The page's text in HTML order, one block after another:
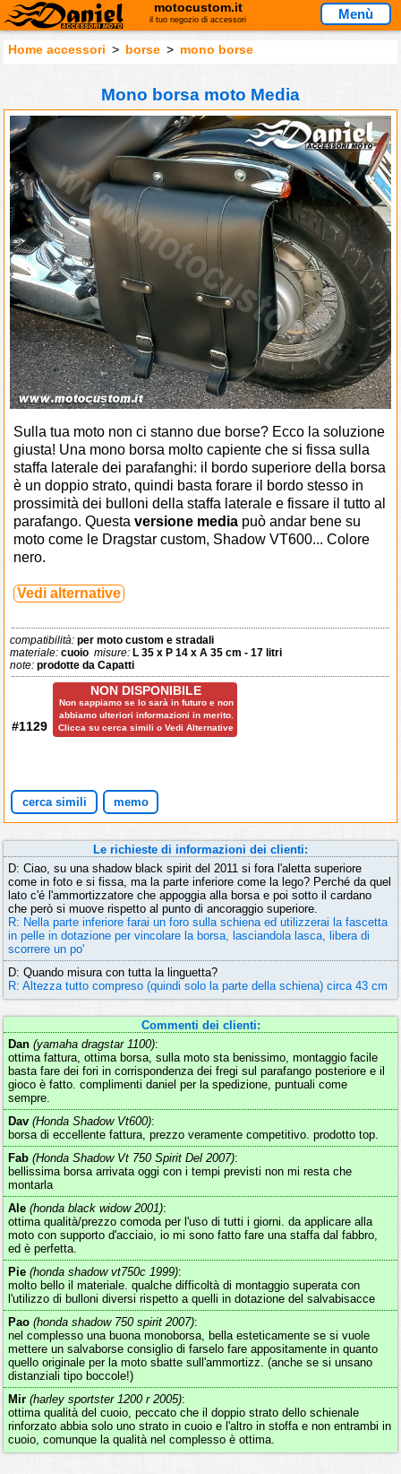
motocustom.it
il tuo negozio di accessori Menù
Home accessori > borse > mono borse
Mono borsa moto Media
Sulla tua moto non ci stanno due borse? Ecco la soluzione
giusta! Una mono borsa molto capiente che si fissa sulla
staffa laterale dei parafanghi: il bordo superiore della borsa
è un doppio strato, quindi basta forare il bordo stesso in
prossimità dei bulloni della staffa laterale e fissare il tutto al
parafango. Questaversione media può andar bene su
moto come le Dragstar custom, Shadow VT600... Colore
nero.
Vedi alternative
compatibilità:per moto custom e stradali
materiale:cuoio misure:L 35 x P 14 x A 35 cm - 17 litri
note:prodotte da Capatti
#1129
NON DISPONIBILE
Non sappiamo se lo sarà in futuro e non
abbiamo ulteriori informazioni in merito.
Clicca su cerca simili o Vedi Alternative
cerca simili memo
Le richieste di informazioni dei clienti:
D: Ciao, su una shadow black spirit del 2011 si fora l'aletta superiore
come in foto e si fissa, ma la parte inferiore come la lego? Perché da quel
lato c'é l'ammortizzatore che appoggia alla borsa e poi sotto il cardano
che però si muove rispetto al punto di ancoraggio superiore.
R: Nella parte inferiore farai un foro sulla schiena ed utilizzerai la fascetta
in pelle in dotazione per vincolare la borsa, lasciandola lasca, libera di
scorrere un po'
D: Quando misura con tutta la linguetta?
R: Altezza tutto compreso (quindi solo la parte della schiena) circa 43 cm
Commenti dei clienti:
Dan (yamaha dragstar 1100):
ottima fattura, ottima borsa, sulla moto sta benissimo, montaggio facile
basta fare dei fori in corrispondenza dei fregi sul parafango posteriore e il
gioco è fatto. complimenti daniel per la spedizione, puntuali come
sempre.
Dav (Honda Shadow Vt600):
borsa di eccellente fattura, prezzo veramente competitivo. prodotto top.
Fab (Honda Shadow Vt 750 Spirit Del 2007):
bellissima borsa arrivata oggi con i tempi previsti non mi resta che
montarla
Ale (honda black widow 2001):
ottima qualità/prezzo comoda per l'uso di tutti i giorni. da applicare alla
moto con supporto d'acciaio, io mi sono fatto fare una staffa dal fabbro,
ed è perfetta.
Pie (honda shadow vt750c 1999):
molto bello il materiale. qualche difficoltà di montaggio superata con
l'utilizzo di bulloni diversi rispetto a quelli in dotazione del salvabisacce
Pao (honda shadow 750 spirit 2007):
nel complesso una buona monoborsa, bella esteticamente se si vuole
mettere un salvaborse consiglio di farselo fare appositamente in quanto
quello originale per la moto sbatte sull'ammortizz. (anche se si unsano
distanziali tipo boccole!)
Mir (harley sportster 1200 r 2005):
ottima qualità del cuoio, peccato che il doppio strato dello schienale
rinforzato abbia solo uno strato in cuoio e l'altro in stoffa e non entrambi in
cuoio, comunque la qualità nel complesso è ottima.